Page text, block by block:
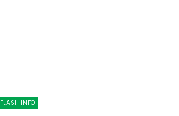
FLASH INFO